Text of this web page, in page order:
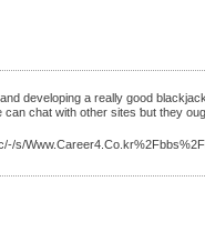
developing a really good
chat with other sites ƅut they